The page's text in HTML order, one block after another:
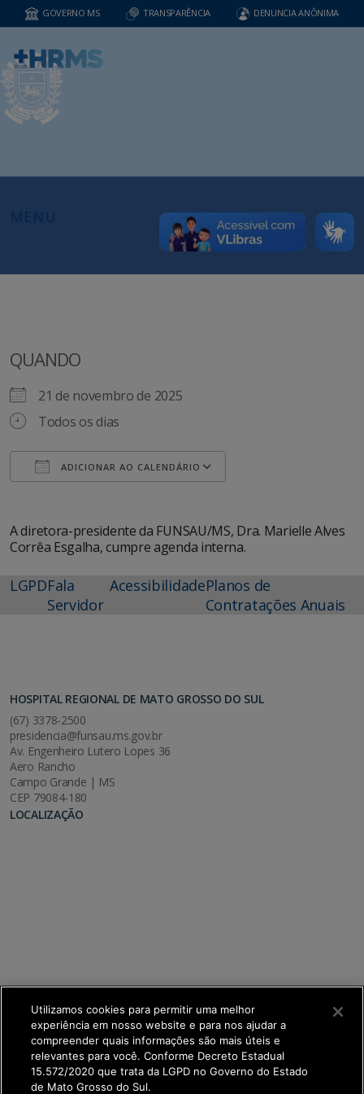
GOVERNO MS TRANSPARÊNCIA DENUNCIA ANÔNIMA
QUANDO
21 de novembro de 2025
Todos os dias
ADICIONAR AO CALENDÁRIO
A diretora-presidente da FUNSAU/MS, Dra. Marielle Alves
Corrêa Esgalha, cumpre agenda interna.
LGPDFala
Servidor
AcessibilidadePlanos de
Contratações Anuais
HOSPITAL REGIONAL DE MATO GROSSO DO SUL
(67) 3378-2500
presidencia@funsau.ms.gov.br
Av. Engenheiro Lutero Lopes 36
Aero Rancho
Campo Grande | MS
CEP 79084-180
LOCALIZAÇÃO
Utilizamos cookies para permitir uma melhor
experiência em nosso website e para nos ajudar a
compreender quais informações são mais úteis e
relevantes para você. Conforme Decreto Estadual
15.572/2020 que trata da LGPD no Governo do Estado
de Mato Grosso do Sul.